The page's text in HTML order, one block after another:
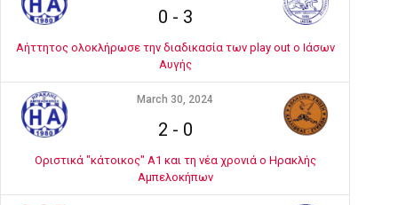
0 - 3
Αήττητος ολοκλήρωσε την διαδικασία των play out ο Ιάσων
Αυγής
March 30, 2024
2 - 0
Οριστικά "κάτοικος" Α1 και τη νέα χρονιά ο Ηρακλής
Αμπελοκήπων